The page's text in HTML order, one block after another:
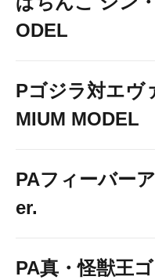
ODEL
Pゴジラ対エヴ
MIUM MODEL
PAフィーバー
er.
PA真・怪獣王